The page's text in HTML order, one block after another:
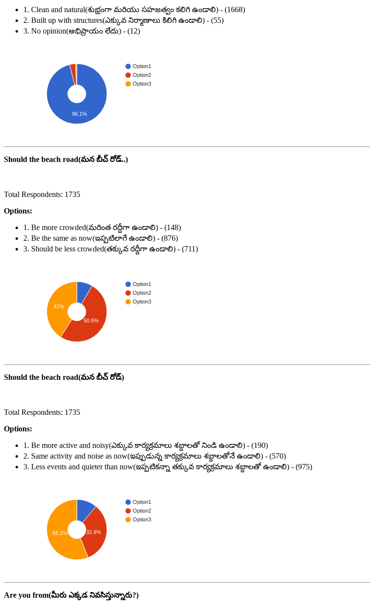
1. Clean and natural(శుభ్రంగా మరియు సహజత్వం కలిగి ఉండాలి) - (1668)
2. Built up with structures(ఎక్కువ నిర్మాణాలు కిలిగి ఉండాలి) - (55)
3. No opinion(అభిప్రాయం లేదు) - (12)
Option1
Option2
Option3
96.1%
Should the beach road(మన బీచ్ రోడ్..)
Total Respondents: 1735
Options:
1. Be more crowded(మరింత రద్దీగా ఉండాలి) - (148)
2. Be the same as now(ఇప్పటిలాగే ఉండాలి) - (876)
3. Should be less crowded(తక్కువ రద్దీగా ఉండాలి) - (711)
Option1
Option2
Option3
41%
50.5%
Should the beach road(మన బీచ్ రోడ్)
Total Respondents: 1735
Options:
1. Be more active and noisy(ఎక్కువ కార్యక్రమాలు శబ్దాలతో నిండి ఉండాలి) - (190)
2. Same activity and noise as now(ఇప్పుడున్న కార్యక్రమాలు శబ్దాలతోనే ఉండాలి) - (570)
3. Less events and quieter than now(ఇప్పటికన్నా తక్కువ కార్యక్రమాలు శబ్దాలతో ఉండాలి) - (975)
Option1
Option2
Option3
32.9%
56.2%
Are you from(మీరు ఎక్కడ నివసిస్తున్నారు?)